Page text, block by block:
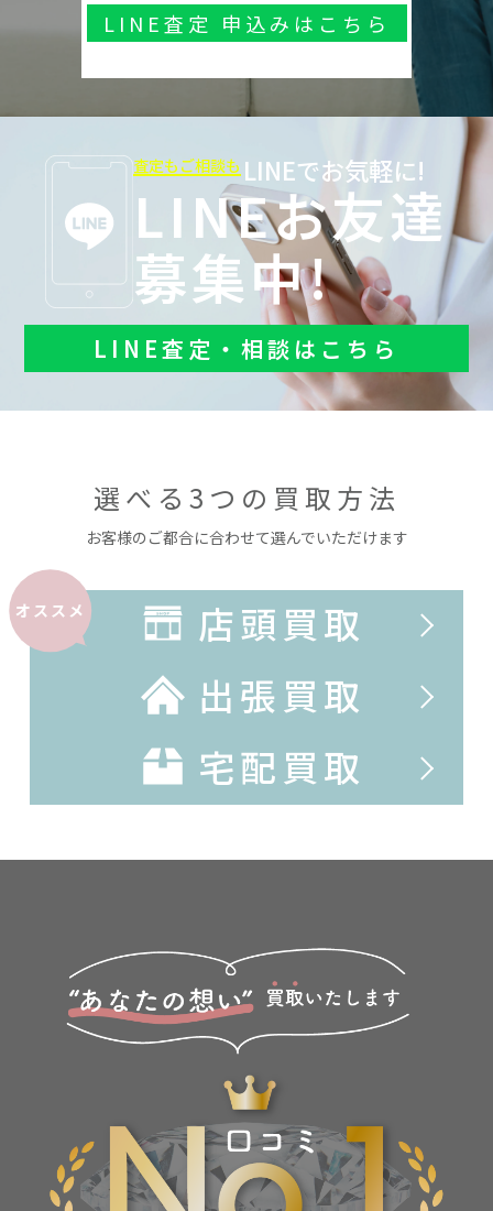
LINE査定 申込みはこちら
査定もご相談も LINEでお気軽に!
LINEお友達
募集中!
LINE査定・相談はこちら
選べる3つの買取方法
お客様のご都合に合わせて選んでいただけます
オススメ
店頭買取
出張買取
宅配買取